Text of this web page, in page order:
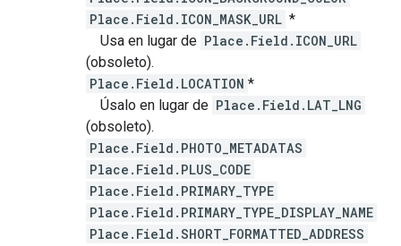
Place.Field.ICON_MASK_URL *
Usa en lugar de Place.Field.ICON_URL
(obsoleto).
Place.Field.LOCATION *
Úsalo en lugar de Place.Field.LAT_LNG
(obsoleto).
Place.Field.PHOTO_METADATAS
Place.Field.PLUS_CODE
Place.Field.PRIMARY_TYPE
Place.Field.PRIMARY_TYPE_DISPLAY_NAME
Place.Field.SHORT_FORMATTED_ADDRESS